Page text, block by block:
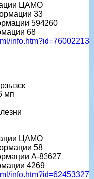
ЦАМО
33
594260
68
info.htm?id=76002213
мп
ЦАМО
58
А-83627
4269
info.htm?id=62453327